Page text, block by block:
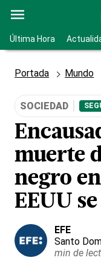
Última Hora
Portada Mundo
SOCIEDAD
muerte
negro
EEUU
EFE
Santo
min de